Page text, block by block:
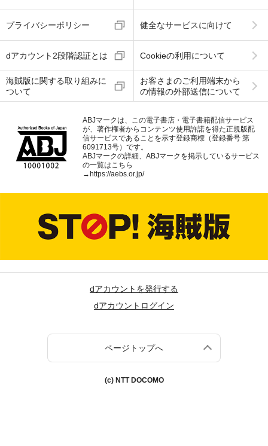
プライバシーポリシー 健全なサービスに向けて
dアカウント2段階認証とは Cookieの利用について
海賊版に関する取り組みに
ついて
お客さまのご利用端末から
の情報の外部送信について
ABJマークは、この電子書店・電子書籍配信サービス
が、著作権者からコンテンツ使用許諾を得た正規版配
信サービスであることを示す登録商標（登録番号 第
6091713号）です。
ABJマークの詳細、ABJマークを掲示しているサービス
の一覧はこちら
→https://aebs.or.jp/
dアカウントを発行する
dアカウントログイン
ページトップへ
(c) NTT DOCOMO